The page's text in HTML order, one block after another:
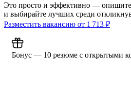
Это просто и эффективно —
и выбирайте лучших среди
Разместить вакансию от 1 713 ₽
Бонус — 10 резюме с открытыми